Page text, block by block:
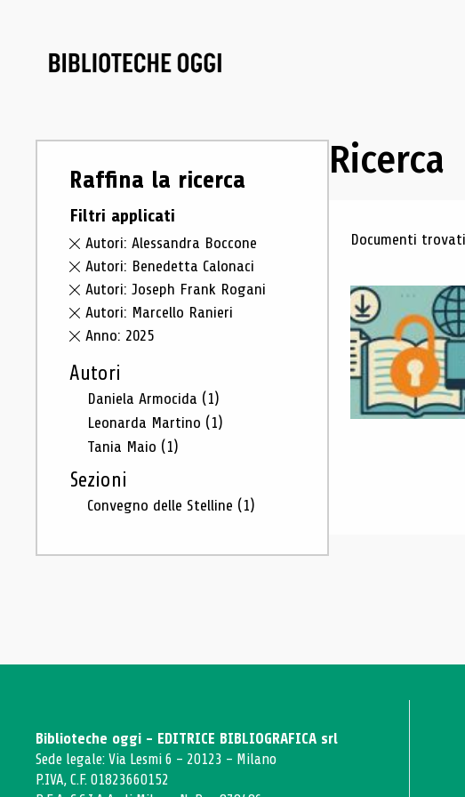
Raffina la ricerca
Filtri applicati
Autori: Alessandra Boccone
Autori: Benedetta Calonaci
Autori: Joseph Frank Rogani
Autori: Marcello Ranieri
Anno: 2025
Autori
Daniela Armocida (1)
Leonarda Martino (1)
Tania Maio (1)
Sezioni
Convegno delle Stelline (1)
Ricerca
Documenti
Biblioteche oggi - EDITRICE BIBLIOGRAFICA srl
Sede legale: Via Lesmi 6 - 20123 - Milano
P.IVA, C.F. 01823660152